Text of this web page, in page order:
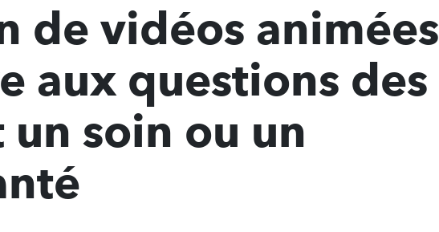
de vidéos animées
aux questions des
soin ou un